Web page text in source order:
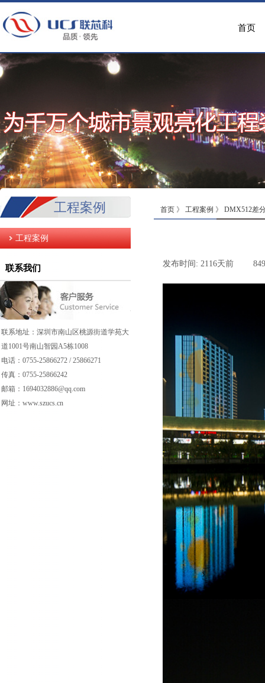
首页
工程案例 首页 》 工程案例 》 DMX512差
工程案例
发布时间: 2116天前
联系我们
联系地址：深圳市南山区桃源街道学苑大
道1001号南山智园A5栋1008
电话：0755-25866272 / 25866271
传真：0755-25866242
邮箱：1694032886@qq.com
网址：www.szucs.cn